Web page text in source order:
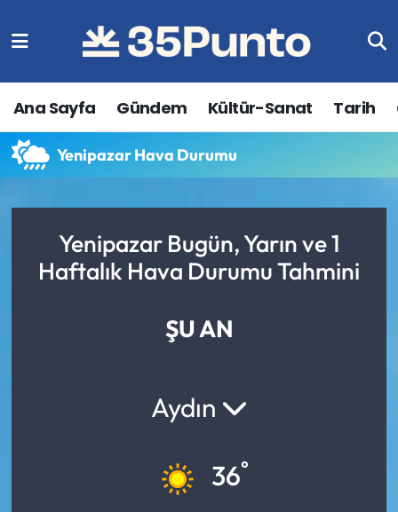
Ana Sayfa Gündem Kültür-Sanat Tarih
Yenipazar Hava Durumu
Yenipazar Bugün, Yarın ve 1
Haftalık Hava Durumu Tahmini
ŞU AN
Aydın
36°